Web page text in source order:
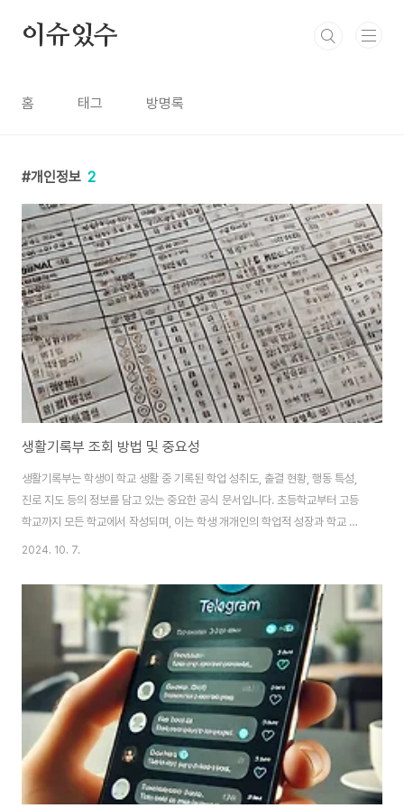
이슈있수
홈 태그 방명록
개인정보 2
생활기록부 조회 방법 및 중요성
생활기록부는 학생이 학교 생활 중 기록된 학업 성취도, 출결 현황, 행동 특성,
진로 지도 등의 정보를 담고 있는 중요한 공식 문서입니다. 초등학교부터 고등
학교까지 모든 학교에서 작성되며, 이는 학생 개개인의 학업적 성장과 학교 생
활 전반을 평가하는 자료로 활용됩니다. 졸업 이후에도 일정 기간 동안 학교 또
참고 자료로 사용됩니다. 특히 학생부종합전형에서 생활기록부의 내용은 학생
의 성실성과 역량을 평가하는 중요한 자료가 됩니다. 이 외에도 생활기록부는
학업 성적뿐만 아니라 학생의 성격, 사회성, 봉사 활동 등을 종합적으로 반영하
는 자료입니다.생활기록부 조회 방법학교 방문을 통한 조회생활기록부를 조회
하는 가장 일반적인 방법은 학생..
2024. 10. 7.